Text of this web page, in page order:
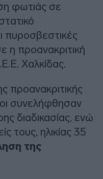
φωτιάς σε
πυροσβεστικές
η προανακριτική
Χαλκίδας.
προανακριτικής
συνελήφθησαν
διαδικασίας, ενώ
τους, ηλικίας 35
της